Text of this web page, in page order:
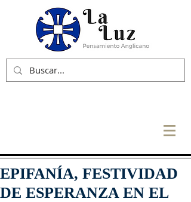
EPIFANÍA, FESTIVIDAD
DE ESPERANZA EN EL